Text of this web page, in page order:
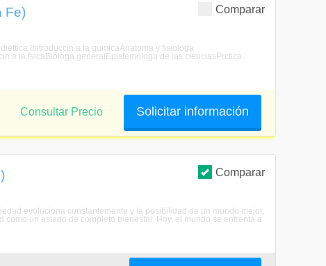
Comparar
Fe)
IIntroduccin a la qumicaAnatoma y fisiologa
a la fsicaBiologa generalEpistemologa de las cienciasPrctica
Solicitar información
Consultar Precio
Comparar
evoluciona constantemente y la posibilidad de un mundo mejor,
un estado de completo bienestar. Hoy, el mundo se enfrenta a